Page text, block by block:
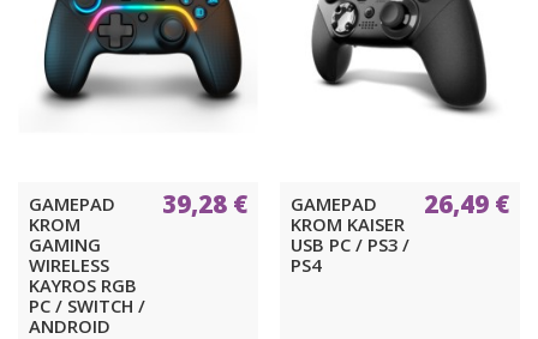
GAMEPAD
KROM
GAMING
WIRELESS
KAYROS RGB
PC / SWITCH /
ANDROID
39,28 €
GAMEPAD
KROM KAISER
USB PC / PS3 /
PS4
26,49 €